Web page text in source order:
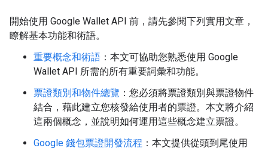
開始使用 Google Wallet API 前，請先參閱下列實用文章，
瞭解基本功能和術語。
重要概念和術語 ：本文可協助您熟悉使用 Google
Wallet API 所需的所有重要詞彙和功能。
票證類別和物件總覽 ：您必須將票證類別與票證物件
結合，藉此建立您核發給使用者的票證。本文將介紹
這兩個概念，並說明如何運用這些概念建立票證。
Google 錢包票證開發流程 ：本文提供從頭到尾使用